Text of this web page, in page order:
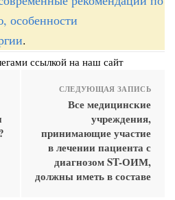
особенности
.
ссылкой на наш сайт
СЛЕДУЮЩАЯ ЗАПИСЬ
Все медицинские
учреждения,
принимающие участие
в лечении пациента с
диагнозом ST-ОИМ,
должны иметь в составе